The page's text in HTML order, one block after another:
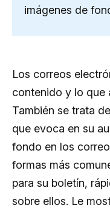
imágenes de
Los correos
contenido y lo que
También se trata
que evoca en su
fondo en los
formas más
para su boletín,
sobre ellos. Le